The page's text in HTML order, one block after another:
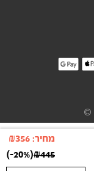
מחיר: ₪356
₪445
(
-20%
)
©